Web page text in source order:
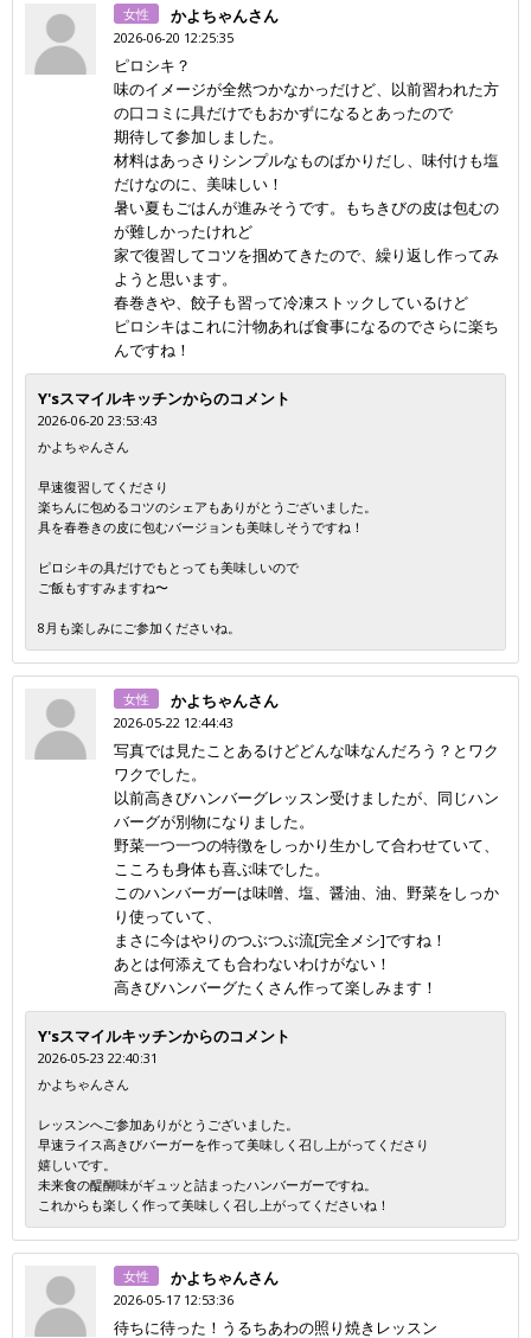
女性 かよちゃんさん
2026-06-20 12:25:35
ピロシキ？
味のイメージが全然つかなかっだけど、以前習われた方
の口コミに具だけでもおかずになるとあったので
期待して参加しました。
材料はあっさりシンプルなものばかりだし、味付けも塩
だけなのに、美味しい！
暑い夏もごはんが進みそうです。もちきびの皮は包むの
が難しかったけれど
家で復習してコツを掴めてきたので、繰り返し作ってみ
ようと思います。
春巻きや、餃子も習って冷凍ストックしているけど
ピロシキはこれに汁物あれば食事になるのでさらに楽ち
んですね！
Y'sスマイルキッチンからのコメント
2026-06-20 23:53:43
かよちゃんさん
早速復習してくださり
楽ちんに包めるコツのシェアもありがとうございました。
具を春巻きの皮に包むバージョンも美味しそうですね！
ピロシキの具だけでもとっても美味しいので
ご飯もすすみますね〜
8月も楽しみにご参加くださいね。
女性 かよちゃんさん
2026-05-22 12:44:43
写真では見たことあるけどどんな味なんだろう？とワク
ワクでした。
以前高きびハンバーグレッスン受けましたが、同じハン
バーグが別物になりました。
野菜一つ一つの特徴をしっかり生かして合わせていて、
こころも身体も喜ぶ味でした。
このハンバーガーは味噌、塩、醤油、油、野菜をしっか
り使っていて、
まさに今はやりのつぶつぶ流[完全メシ]ですね！
あとは何添えても合わないわけがない！
高きびハンバーグたくさん作って楽しみます！
Y'sスマイルキッチンからのコメント
2026-05-23 22:40:31
かよちゃんさん
レッスンへご参加ありがとうございました。
早速ライス高きびバーガーを作って美味しく召し上がってくださり
嬉しいです。
未来食の醍醐味がギュッと詰まったハンバーガーですね。
これからも楽しく作って美味しく召し上がってくださいね！
女性 かよちゃんさん
2026-05-17 12:53:36
待ちに待った！うるちあわの照り焼きレッスン